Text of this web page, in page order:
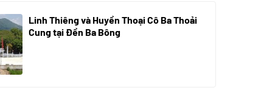
Linh Thiêng và Huyền Thoại Cô Ba Thoải
Cung tại Đền Ba Bông